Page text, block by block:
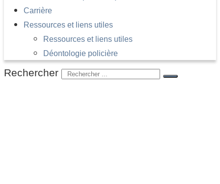
Carrière
Ressources et liens utiles
Ressources et liens utiles
Déontologie policière
Rechercher